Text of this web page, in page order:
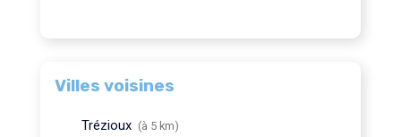
Villes voisines
Trézioux (à 5 km)